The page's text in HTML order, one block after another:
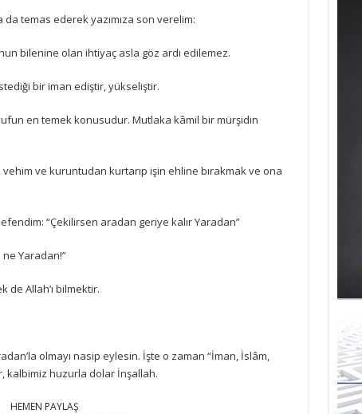
temas ederek yazımıza son verelim:
bilenine olan ihtiyaç asla göz ardı edilemez.
bir iman ediştir, yükseliştir.
en temek konusudur. Mutlaka kâmil bir mürşidin
ve kuruntudan kurtarıp işin ehline bırakmak ve ona
“Çekilirsen aradan geriye kalır Yaradan”
Yaradan!”
Allah’ı bilmektir.
olmayı nasip eylesin. İşte o zaman “İman, İslâm,
kalbimiz huzurla dolar İnşallah.
HEMEN PAYLAŞ